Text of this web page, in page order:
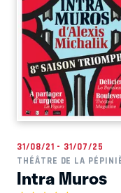
31/08/21 - 31/07/25
THÉÂTRE DE LA
Intra Muros